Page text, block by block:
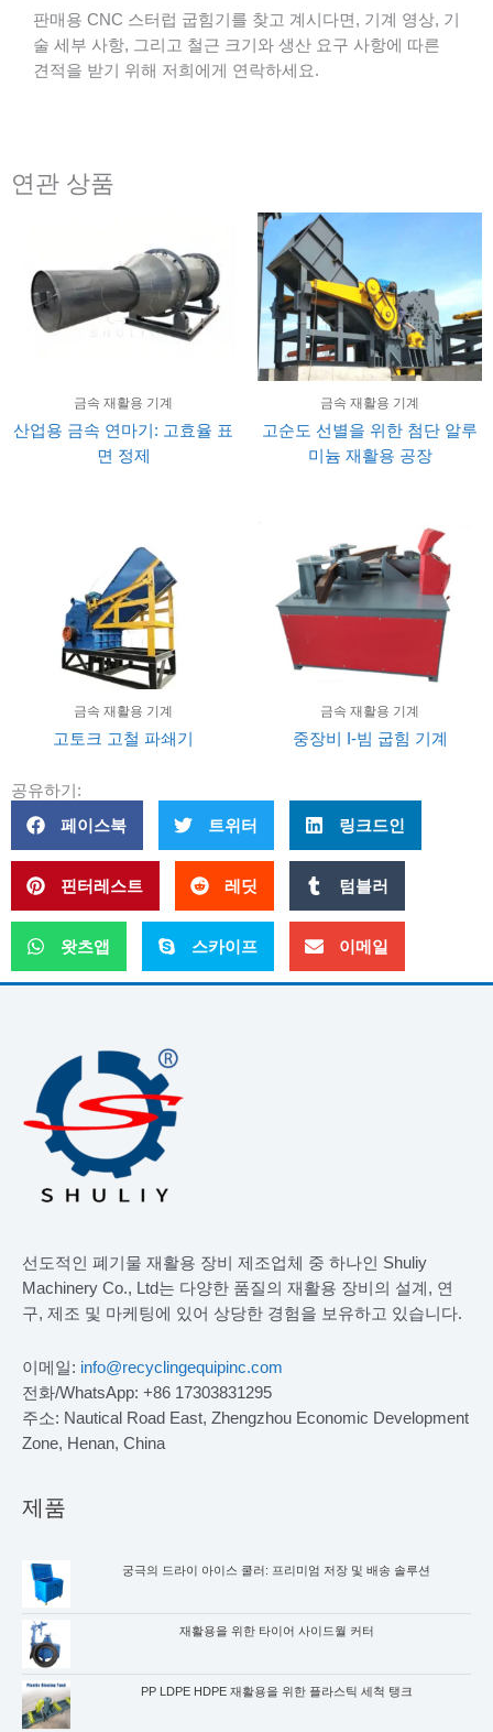
판매용 CNC 스터럽 굽힘기를 찾고 계시다면, 기계 영상, 기
술 세부 사항, 그리고 철근 크기와 생산 요구 사항에 따른
견적을 받기 위해 저희에게 연락하세요.
연관 상품
금속 재활용 기계
산업용 금속 연마기: 고효율 표
면 정제
금속 재활용 기계
고순도 선별을 위한 첨단 알루
미늄 재활용 공장
금속 재활용 기계
고토크 고철 파쇄기
금속 재활용 기계
중장비 I-빔 굽힘 기계
공유하기:
페이스북 트위터 링크드인
핀터레스트 레딧 텀블러
왓츠앱 스카이프 이메일
선도적인 폐기물 재활용 장비 제조업체 중 하나인 Shuliy
Machinery Co., Ltd는 다양한 품질의 재활용 장비의 설계, 연
구, 제조 및 마케팅에 있어 상당한 경험을 보유하고 있습니다.
이메일: info@recyclingequipinc.com
전화/WhatsApp: +86 17303831295
주소: Nautical Road East, Zhengzhou Economic Development
Zone, Henan, China
제품
궁극의 드라이 아이스 쿨러: 프리미엄 저장 및 배송 솔루션
재활용을 위한 타이어 사이드월 커터
PP LDPE HDPE 재활용을 위한 플라스틱 세척 탱크